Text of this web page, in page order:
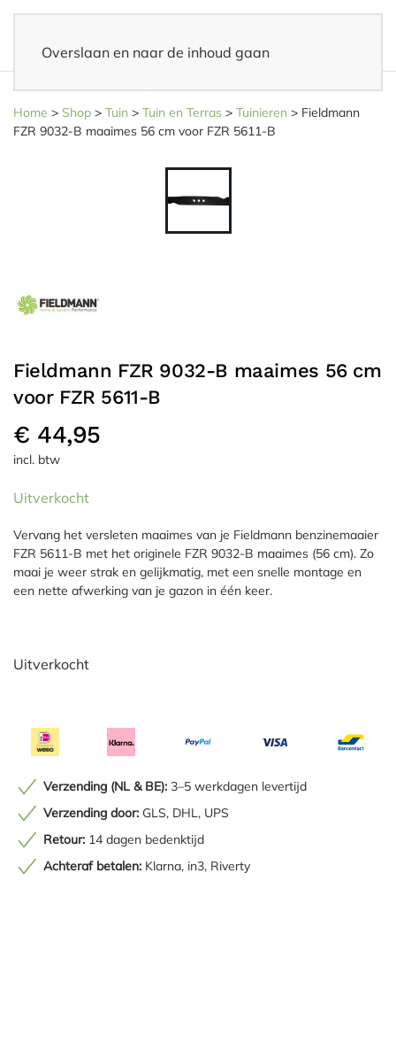
Overslaan en naar de inhoud gaan
Home > Shop > Tuin > Tuin en Terras > Tuinieren > Fieldmann
FZR 9032-B maaimes 56 cm voor FZR 5611-B
Fieldmann FZR 9032-B maaimes 56 cm
voor FZR 5611-B
€ 44,95
incl. btw
Uitverkocht
Vervang het versleten maaimes van je Fieldmann benzinemaaier
FZR 5611-B met het originele FZR 9032-B maaimes (56 cm). Zo
maai je weer strak en gelijkmatig, met een snelle montage en
een nette afwerking van je gazon in één keer.
Uitverkocht
Verzending (NL & BE): 3–5 werkdagen levertijd
Verzending door: GLS, DHL, UPS
Retour: 14 dagen bedenktijd
Achteraf betalen: Klarna, in3, Riverty